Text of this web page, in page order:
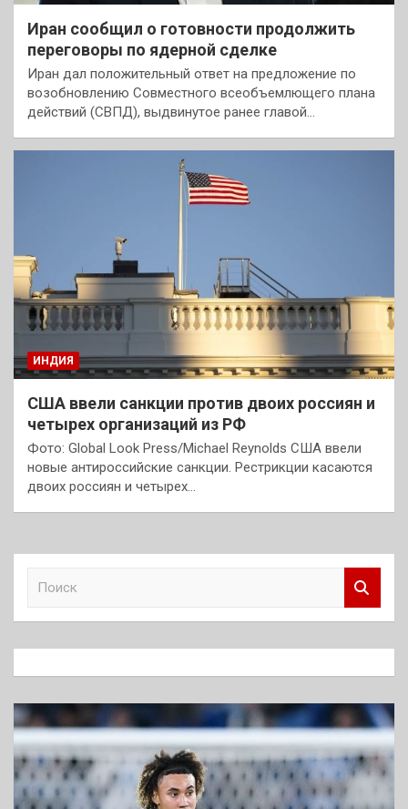
Иран сообщил о готовности продолжить
переговоры по ядерной сделке
Иран дал положительный ответ на предложение по
возобновлению Совместного всеобъемлющего плана
действий (СВПД), выдвинутое ранее главой…
ИНДИЯ
США ввели санкции против двоих россиян и
четырех организаций из РФ
Фото: Global Look Press/Michael Reynolds США ввели
новые антироссийские санкции. Рестрикции касаются
двоих россиян и четырех…
к